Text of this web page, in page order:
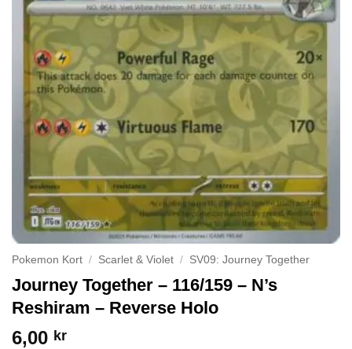
Pokemon Kort / Scarlet & Violet / SV09: Journey Together
Journey Together – 116/159 – N’s
Reshiram – Reverse Holo
6,00 kr